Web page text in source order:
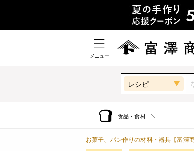
メニュー
レシピ
食品・食材
お菓子、パン作りの材料・器具【富澤商